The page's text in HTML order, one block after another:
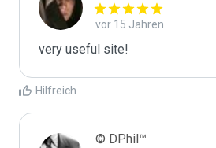
vor 15 Jahren
very useful site!
Hilfreich
© DPhil™